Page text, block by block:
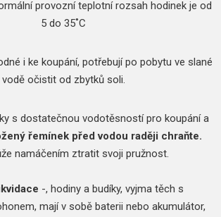
provozní teplotní rozsah hodinek je od
5 do 35˚C
i ke koupání, potřebují po pobytu ve slané
vodě očistit od zbytků soli.
s dostatečnou vodotěsností pro koupání a
řemínek před vodou raději chraňte.
namáčením ztratit svoji pružnost.
-, hodiny a budíky, vyjma těch s
mají v sobě baterii nebo akumulátor,